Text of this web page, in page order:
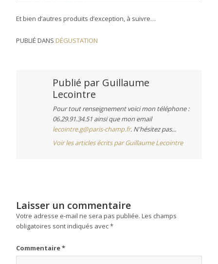
Et bien d’autres produits d’exception, à suivre…
PUBLIÉ DANS DÉGUSTATION
Publié par Guillaume
Lecointre
Pour tout renseignement voici mon téléphone :
06.29.91.34.51 ainsi que mon email
lecointre.g@paris-champ.fr. N'hésitez pas...
Voir les articles écrits par Guillaume Lecointre
Laisser un commentaire
Votre adresse e-mail ne sera pas publiée. Les champs
obligatoires sont indiqués avec*
Commentaire*